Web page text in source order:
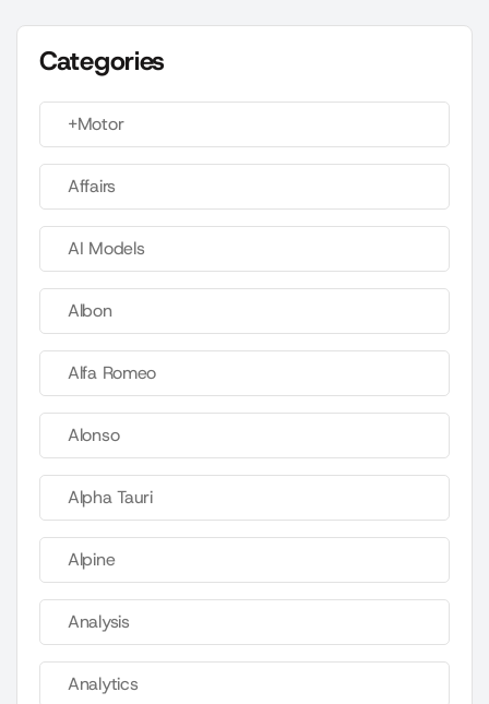
Categories
+Motor
Affairs
AI Models
Albon
Alfa Romeo
Alonso
Alpha Tauri
Alpine
Analysis
Analytics